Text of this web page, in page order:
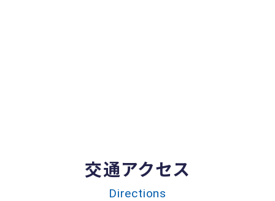
交通アクセス
Directions